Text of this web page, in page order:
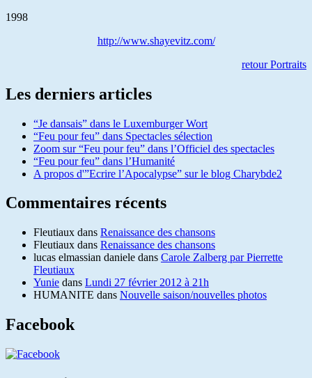
1998
http://www.shayevitz.com/
retour Portraits
Les derniers articles
“Je dansais” dans le Luxemburger Wort
“Feu pour feu” dans Spectacles sélection
Zoom sur “Feu pour feu” dans l’Officiel des spectacles
“Feu pour feu” dans l’Humanité
A propos d'”Ecrire l’Apocalypse” sur le blog Charybde2
Commentaires récents
Fleutiaux dans Renaissance des chansons
Fleutiaux dans Renaissance des chansons
lucas elmassian daniele dans Carole Zalberg par Pierrette
Fleutiaux
Yunie dans Lundi 27 février 2012 à 21h
HUMANITE dans Nouvelle saison/nouvelles photos
Facebook